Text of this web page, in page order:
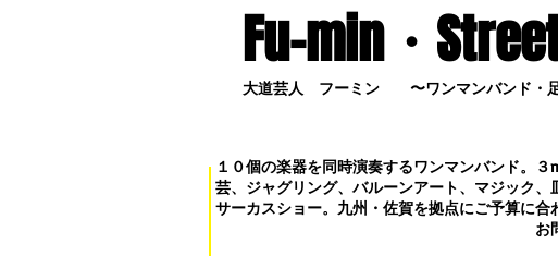
Fu-min・S
大道芸人 フーミン 〜ワンマンバンド・
１０個の楽器を同時演奏するワンマンバンド。３
芸、ジャグリング、バルーンアート、マジック
サーカスショー。九州・佐賀を拠点にご予算に合
お問い合